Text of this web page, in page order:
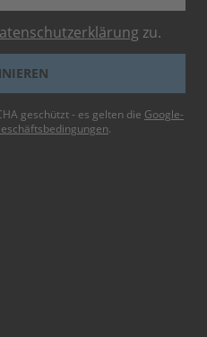
zu.
geschützt - es gelten die Google-
.